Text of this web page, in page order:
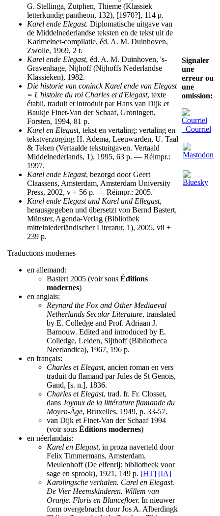
G. Stellinga, Zutphen, Thieme (Klassiek
letterkundig pantheon, 132), [1970?], 114 p.
Karel ende Elegast. Diplomatische uitgave van
de Middelnederlandse teksten en de tekst uit de
Karlmeinet-compilatie, éd. A. M. Duinhoven,
Zwolle, 1969, 2 t.
Karel ende Elegast, éd. A. M. Duinhoven, 's-
Gravenhage, Nijhoff (Nijhoffs Nederlandse
Klassieken), 1982.
Die historie van coninck Karel ende van Elegast
= L'histoire du roi Charles et d'Elegast, texte
établi, traduit et introduit par Hans van Dijk et
Baukje Finet-Van der Schaaf, Groningen,
Forsten, 1994, 81 p.
Karel en Elegast, tekst en vertaling; vertaling en
tekstverzorging H. Adema, Leeuwarden, U. Taal
& Teken (Vertaalde tekstuitgaven. Vertaald
Middelnederlands, 1), 1995, 63 p. — Réimpr.:
1997.
Karel ende Elegast, bezorgd door Geert
Claassens, Amsterdam, Amsterdam University
Press, 2002, v + 56 p. — Réimpr.: 2005.
Karel ende Elegast und Karel und Ellegast,
herausgegeben und übersetzt von Bernd Bastert,
Münster, Agenda-Verlag (Bibliothek
mittelniederländischer Literatur, 1), 2005, vii +
239 p.
Traductions modernes
en allemand:
Bastert 2005 (voir sous Éditions
modernes)
en anglais:
Reynard the Fox and Other Mediaeval
Netherlands Secular Literature, translated
by E. Colledge and Prof. Adriaan J.
Barnouw. Edited and introduced by E.
Colledge, Leiden, Sijthoff (Bibliotheca
Neerlandica), 1967, 196 p.
en français:
Charles et Elegast, ancien roman en vers
traduit du flamand par Jules de St Genois,
Gand, [s. n.], 1836.
Charles et Elegast, trad. fr. Fr. Closset,
dans Joyaux de la littérature flamande du
Moyen-Âge, Bruxelles, 1949, p. 33-57.
van Dijk et Finet-Van der Schaaf 1994
(voir sous Éditions modernes)
en néerlandais:
Karel en Elegast, in proza naverteld door
Felix Timmermans, Amsterdam,
Meulenhoff (De elfenrij: bibliotheek voor
sage en sprook), 1921, 149 p. [HT] [IA]
Karolingsche verhalen. Carel en Elegast.
De Vier Heemskinderen. Willem van
Oranje. Floris en Blancefloer. In nieuwer
form overgebracht door Jos A. Alberdingk
Signaler
une
erreur ou
une
omission:
Courriel